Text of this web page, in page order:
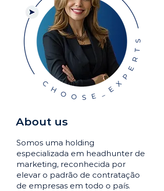
About us
Somos uma holding
especializada em headhunter de
marketing, reconhecida por
elevar o padrão de contratação
de empresas em todo o país.